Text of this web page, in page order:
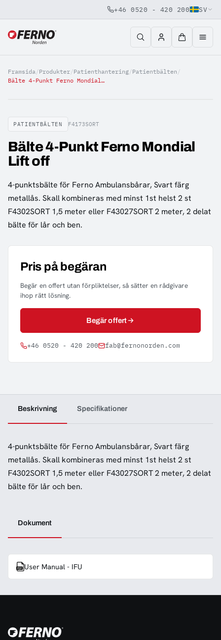
Jump to content
+46 0520 - 420 200 SV
Framsida/Produkter/Patienthantering/Patientbälten /
Bälte 4-Punkt Ferno Mondial Lift off
PATIENTBÄLTEN F4173SORT
Bälte 4-Punkt Ferno Mondial
Lift off
4-punktsbälte för Ferno Ambulansbårar, Svart färg
metallås. Skall kombineras med minst 1st helst 2 st
F4302SORT 1,5 meter eller F43027SORT 2 meter, 2 delat
bälte för lår och ben.
Pris på begäran
Begär en offert utan förpliktelser, så sätter en rådgivare
ihop rätt lösning.
Begär offert
+46 0520 - 420 200 fab@fernonorden.com
Beskrivning Specifikationer
4-punktsbälte för Ferno Ambulansbårar, Svart färg
metallås. Skall kombineras med minst 1st helst 2 st
F4302SORT 1,5 meter eller F43027SORT 2 meter, 2 delat
bälte för lår och ben.
Dokument
User Manual - IFU